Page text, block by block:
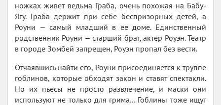
ножках живет ведьма Граба, очень похожая на Бабу-
Ягу. Граба держит при себе беспризорных детей, а
Роуни — самый младший в ее доме. Единственный
родственник Роуни — старший брат, актер Роуэн. Театр
в городе Зомбей запрещен, Роуэн пропал без вести.
Отчаявшись найти его, Роуни присоединяется к труппе
гоблинов, которые обходят закон и ставят спектакли.
Но их пьесы не просто развлечение, и маски они
используют не только для грима… Гоблины тоже ищут